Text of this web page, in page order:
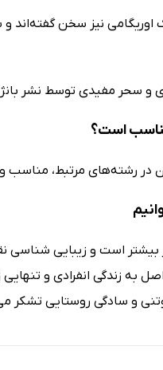
نیز سخن گفته‌اند و
و سحر مفیدی توسط نشر
است؟
در رشته‌های مرتبط، مناسب
بیشتر است و زیبایی
به زندگی انفرادی و تنهایی
و سادگی روستایی تشکر